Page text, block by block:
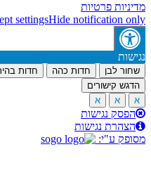
פרטיות
Accept settings Hide notification
לבן חדות כהה חדות בהירה
קישורים
א
א
נגישות
נגישות
ע"י: